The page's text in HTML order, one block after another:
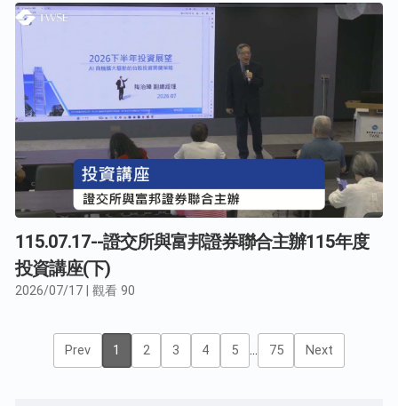
115.07.17--證交所與富邦證券聯合主辦115年度
投資講座(下)
2026/07/17 | 觀看 90
Prev 1 2 3 4 5 75 Next